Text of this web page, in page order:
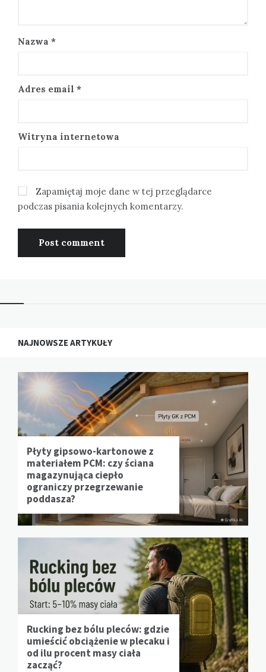
Nazwa *
Adres email *
Witryna internetowa
Zapamiętaj moje dane w tej przeglądarce
podczas pisania kolejnych komentarzy.
NAJNOWSZE ARTYKUŁY
Płyty gipsowo-kartonowe z
materiałem PCM: czy ściana
magazynująca ciepło
ograniczy przegrzewanie
poddasza?
Rucking bez bólu pleców: gdzie
umieścić obciążenie w plecaku i
od ilu procent masy ciała
zacząć?